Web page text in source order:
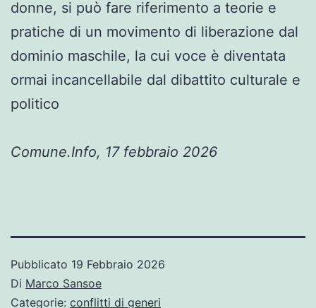
donne, si può fare riferimento a teorie e
pratiche di un movimento di liberazione dal
dominio maschile, la cui voce è diventata
ormai incancellabile dal dibattito culturale e
politico
Comune.Info, 17 febbraio 2026
Pubblicato 19 Febbraio 2026
Di Marco Sansoe
Categorie: conflitti di generi